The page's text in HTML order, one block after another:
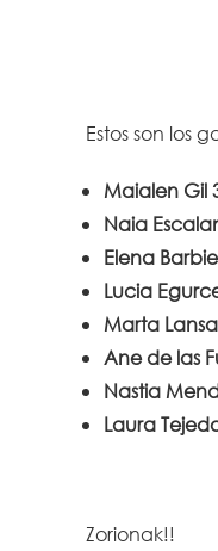
Estos son los
Maialen Gil
Naia
Elena
Lucia
Marta
Ane de las
Nastia
Laura
Zorionak!!